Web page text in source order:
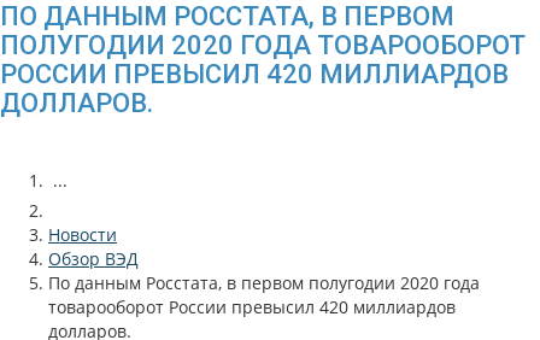
ПО ДАННЫМ РОССТАТА, В ПЕРВОМ
ПОЛУГОДИИ 2020 ГОДА ТОВАРООБОРОТ
РОССИИ ПРЕВЫСИЛ 420 МИЛЛИАРДОВ
ДОЛЛАРОВ.
...
Новости
Обзор ВЭД
По данным Росстата, в первом полугодии 2020 года
товарооборот России превысил 420 миллиардов
долларов.